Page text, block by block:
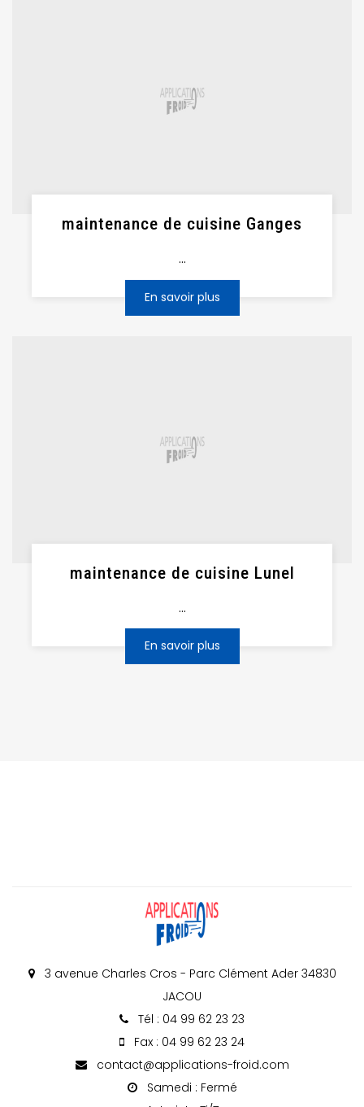
maintenance de cuisine Ganges
...
En savoir plus
maintenance de cuisine Lunel
...
En savoir plus
3 avenue Charles Cros - Parc Clément Ader 34830
JACOU
Tél : 04 99 62 23 23
Fax : 04 99 62 23 24
contact@applications-froid.com
Samedi : Fermé